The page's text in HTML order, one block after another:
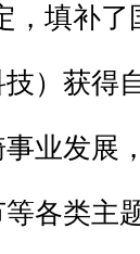
，填补
）获得
业发展
各类主